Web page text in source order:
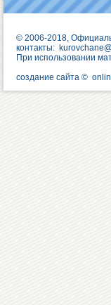
© 2006-2018,
контакты:
При использовании
создание сайта ©